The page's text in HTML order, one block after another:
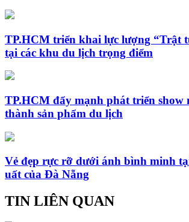
TP.HCM triển khai lực lượng “Trật
tại các khu du lịch trọng điểm
TP.HCM đẩy mạnh phát triển show
thành sản phẩm du lịch
Vẻ đẹp rực rỡ dưới ánh bình minh
uất của Đà Nẵng
TIN LIÊN QUAN